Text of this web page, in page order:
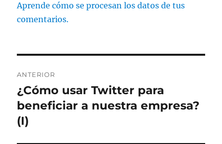
Aprende cómo se procesan los datos de tus
comentarios.
de
entradas
ANTERIOR
Entrada
anterior:
¿Cómo usar Twitter para
beneficiar a nuestra empresa?
(I)